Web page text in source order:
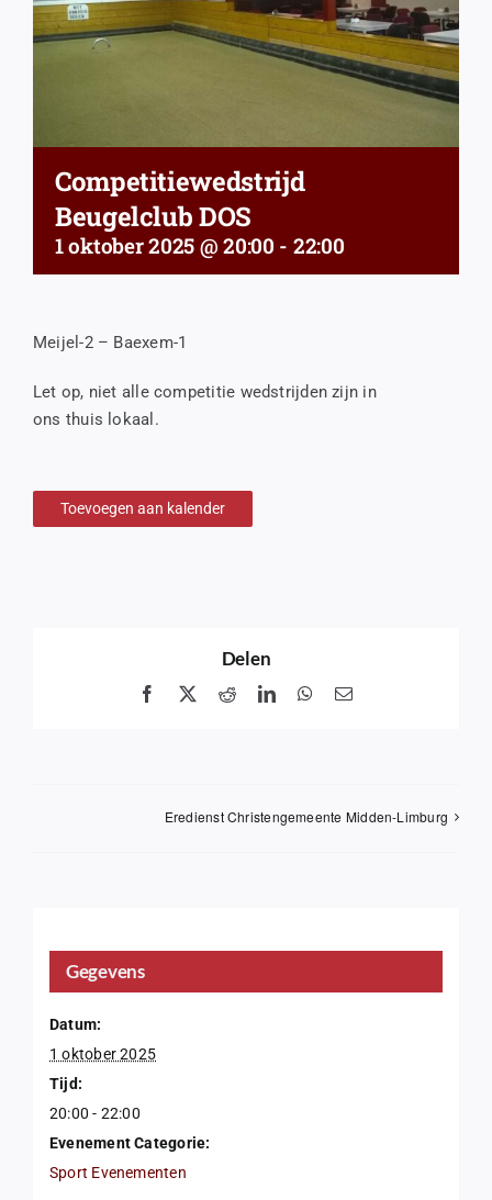
Competitiewedstrijd
Beugelclub DOS
1 oktober 2025 @ 20:00 - 22:00
Meijel-2 – Baexem-1
Let op, niet alle competitie wedstrijden zijn in
ons thuis lokaal.
Toevoegen aan kalender
Delen
Facebook
X RedditLinkedInWhatsApp
Email
Eredienst Christengemeente Midden-Limburg
Gegevens
Datum:
1 oktober 2025
Tijd:
20:00 - 22:00
Evenement Categorie:
Sport Evenementen